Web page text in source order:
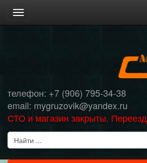
Toggle
navigation
телефон: +7 (906) 795-34-38
email: mygruzovik@yandex.ru
СТО и магазин закрыты. Переезд